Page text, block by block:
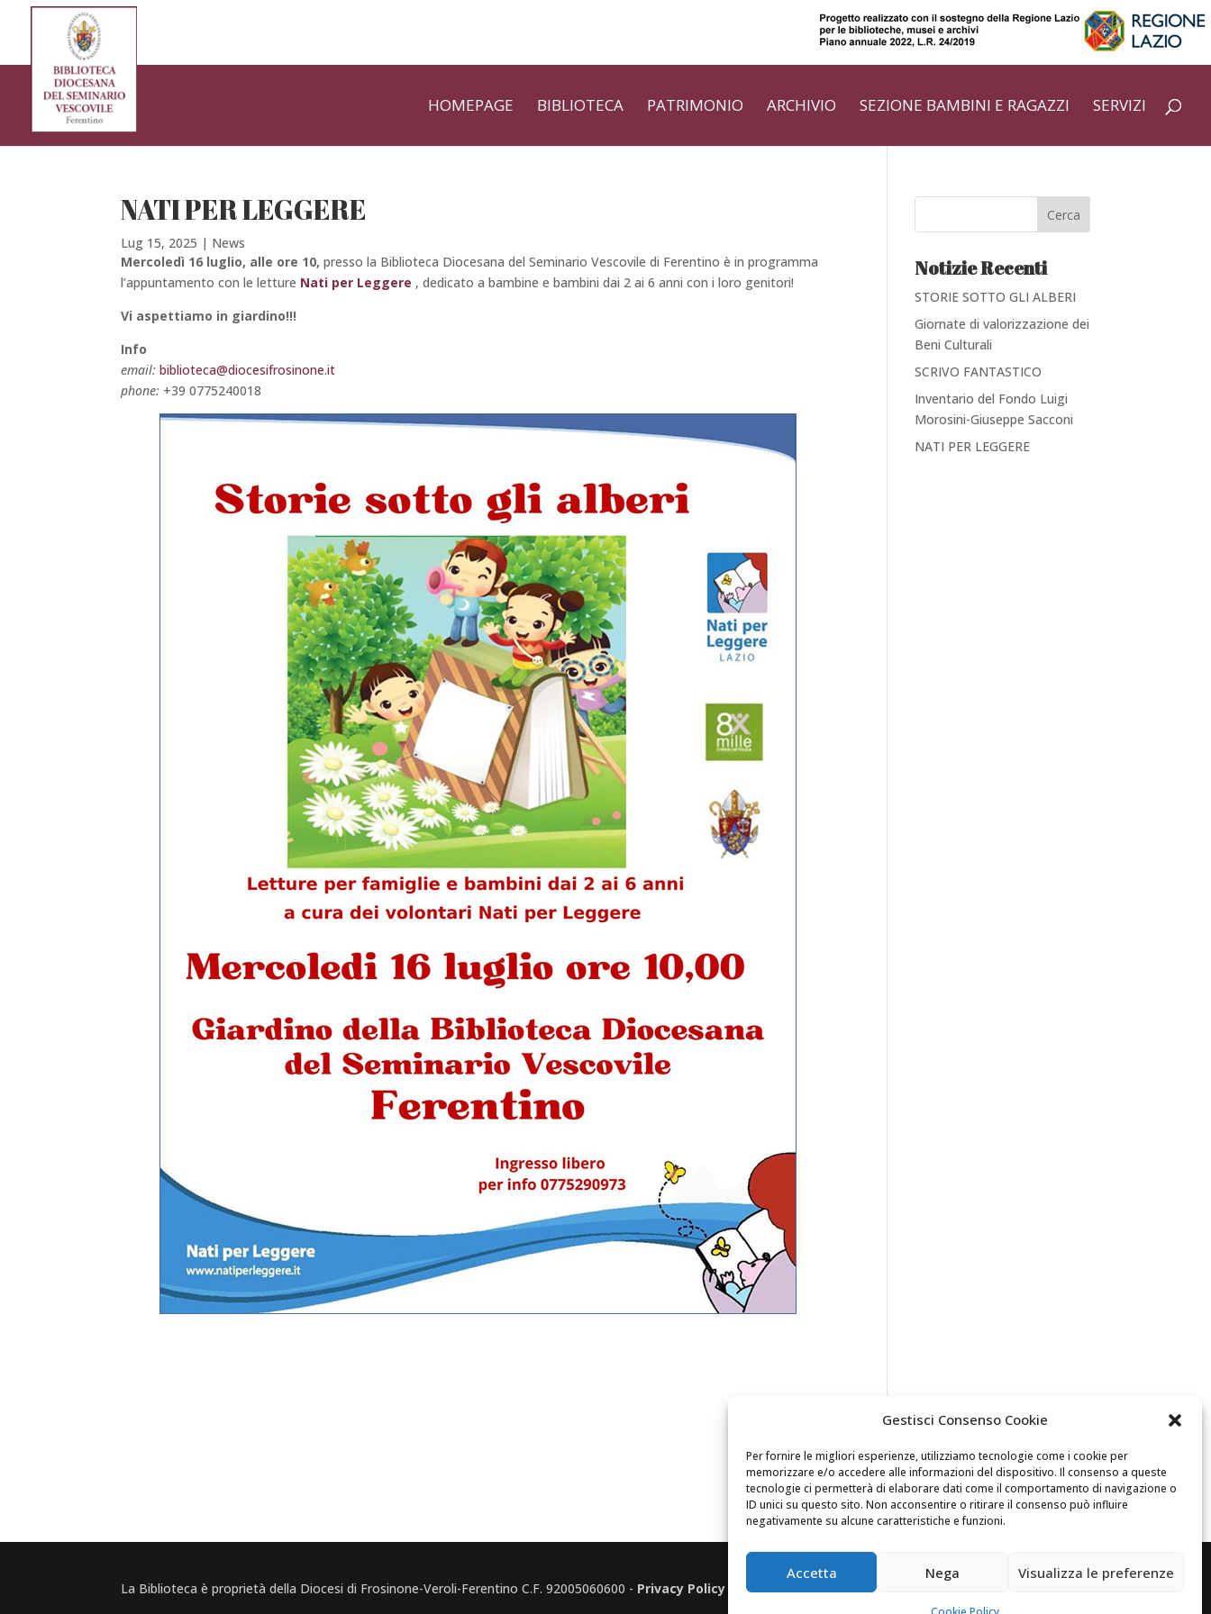
Gestisci Consenso Cookie
Per fornire le migliori esperienze, utilizziamo tecnologie come i cookie per
memorizzare e/o accedere alle informazioni del dispositivo. Il consenso a queste
tecnologie ci permetterà di elaborare dati come il comportamento di navigazione o
ID unici su questo sito. Non acconsentire o ritirare il consenso può influire
negativamente su alcune caratteristiche e funzioni.
Accetta Nega Visualizza le preferenze
HOMEPAGE BIBLIOTECA PATRIMONIO ARCHIVIO SEZIONE BAMBINI E RAGAZZI SERVIZI
NATI PER LEGGERE
Lug 15, 2025 | News
Mercoledì 16 luglio, alle ore 10, presso la Biblioteca Diocesana del Seminario Vescovile di Ferentino è in programma
l’appuntamento con le letture Nati per Leggere , dedicato a bambine e bambini dai 2 ai 6 anni con i loro genitori!
Vi aspettiamo in giardino!!!
Info
email:biblioteca@diocesifrosinone.it
phone: +39 0775240018
Cerca
Notizie Recenti
STORIE SOTTO GLI ALBERI
Giornate di valorizzazione dei
Beni Culturali
SCRIVO FANTASTICO
Inventario del Fondo Luigi
Morosini-Giuseppe Sacconi
NATI PER LEGGERE
La Biblioteca è proprietà della Diocesi di Frosinone-Veroli-Ferentino C.F. 92005060600 - Privacy Policy Cookie Policy